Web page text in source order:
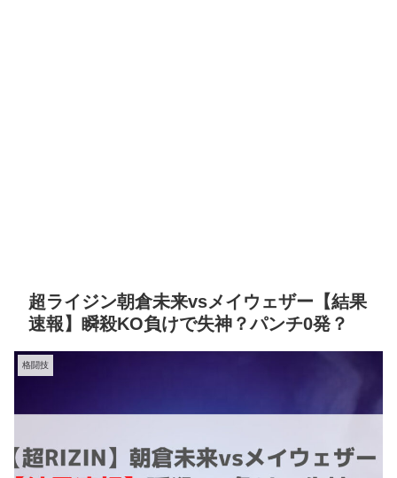
超ライジン朝倉未来vsメイウェザー【結果
速報】瞬殺KO負けで失神？パンチ0発？
格闘技